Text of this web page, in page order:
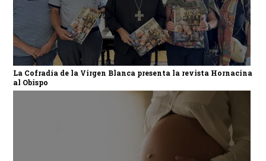
La Cofradía de la Virgen Blanca presenta la revista Hornacina
al Obispo